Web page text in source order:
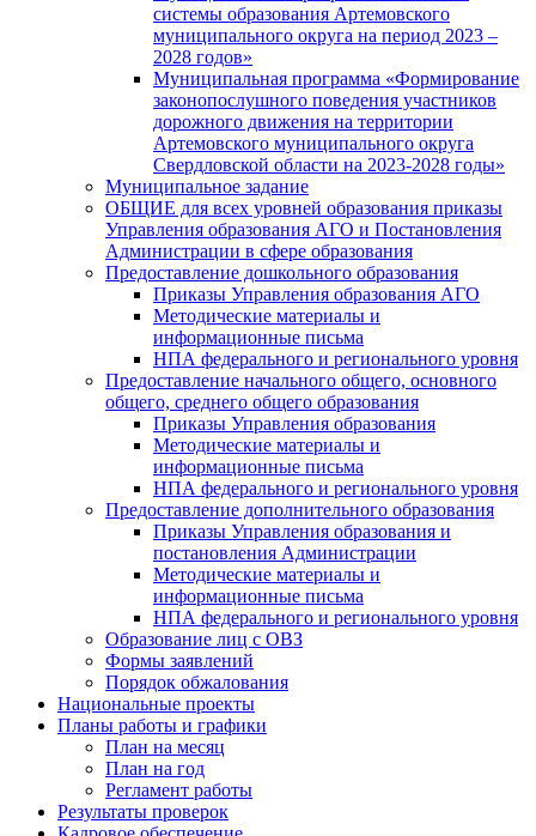
системы образования Артемовского
муниципального округа на период 2023 –
2028 годов»
Муниципальная программа «Формирование
законопослушного поведения участников
дорожного движения на территории
Артемовского муниципального округа
Свердловской области на 2023-2028 годы»
Муниципальное задание
ОБЩИЕ для всех уровней образования приказы
Управления образования АГО и Постановления
Администрации в сфере образования
Предоставление дошкольного образования
Приказы Управления образования АГО
Методические материалы и
информационные письма
НПА федерального и регионального уровня
Предоставление начального общего, основного
общего, среднего общего образования
Приказы Управления образования
Методические материалы и
информационные письма
НПА федерального и регионального уровня
Предоставление дополнительного образования
Приказы Управления образования и
постановления Администрации
Методические материалы и
информационные письма
НПА федерального и регионального уровня
Образование лиц с ОВЗ
Формы заявлений
Порядок обжалования
Национальные проекты
Планы работы и графики
План на месяц
План на год
Регламент работы
Результаты проверок